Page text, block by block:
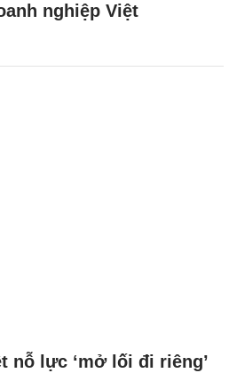
nghiệp Việt
nỗ lực ‘mở lối đi riêng’